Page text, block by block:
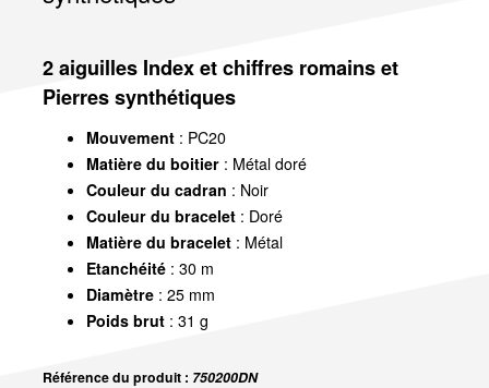
2 aiguilles Index et chiffres romains et
Pierres synthétiques
Mouvement: PC20
Matière du boitier: Métal doré
Couleur du cadran : Noir
Couleur du bracelet: Doré
Matière du bracelet: Métal
Etanchéité: 30 m
Diamètre: 25 mm
Poids brut: 31 g
Référence du produit : 750200DN